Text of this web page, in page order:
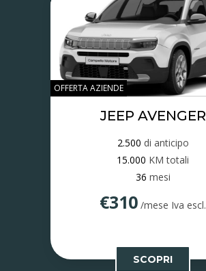
OFFERTA AZIENDE
JEEP AVENGER
2.500 di anticipo
15.000 KM totali
36 mesi
€310 /mese Iva escl.
SCOPRI